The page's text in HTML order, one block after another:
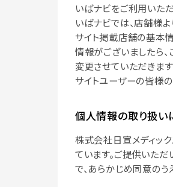
いばナビをご利用いた
いばナビでは、店舗様
サイト掲載店舗の基本
情報がございましたら
変更させていただきます
サイトユーザーの皆様
個人情報の取り扱い
株式会社日宣メディッ
ています。ご提供いた
で、あらかじめ同意のう